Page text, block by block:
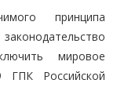
принципа
мировое
ГПК Российской